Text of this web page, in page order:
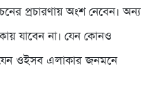
প্রচারণায় অংশ নেবেন। অন্য
যাবেন না। যেন কোনও
ওইসব এলাকার জনমনে